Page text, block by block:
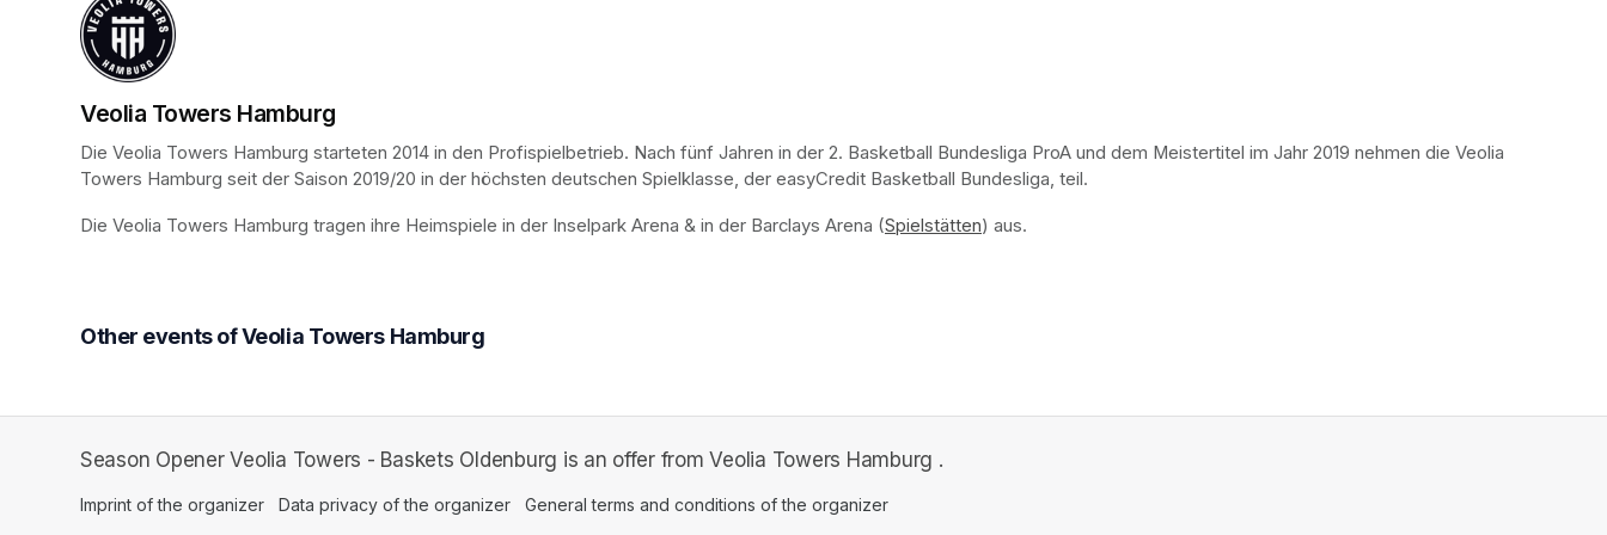
Veolia Towers Hamburg
Die Veolia Towers Hamburg starteten 2014 in den Profispielbetrieb. Nach fünf Jahren in der 2. Basketball Bundesliga ProA und dem Meistertitel im Jahr 2019 nehmen die Veolia
Towers Hamburg seit der Saison 2019/20 in der höchsten deutschen Spielklasse, der easyCredit Basketball Bundesliga, teil.
Die Veolia Towers Hamburg tragen ihre Heimspiele in der Inselpark Arena & in der Barclays Arena (Spielstätten(opens in a new tab)
) aus.
Other events of Veolia Towers Hamburg
Season Opener Veolia Towers - Baskets Oldenburg is an offer from Veolia Towers Hamburg .
Imprint of the organizer (opens in a new tab)
Data privacy of the organizer (opens in a new tab)
General terms and conditions of the organizer